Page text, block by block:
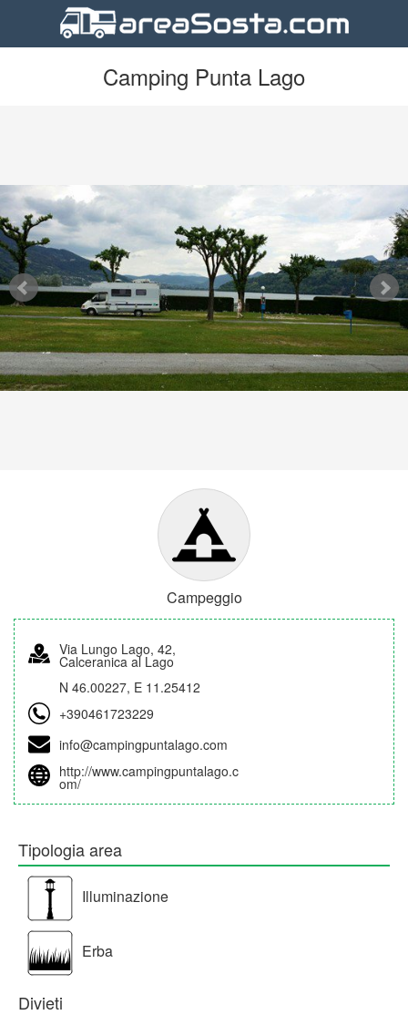
Camping Punta Lago
Campeggio
Via Lungo Lago, 42,
Calceranica al Lago
N 46.00227, E 11.25412
+390461723229
info@campingpuntalago.com
http://www.campingpuntalago.c
om/
Tipologia area
Illuminazione
Erba
Divieti